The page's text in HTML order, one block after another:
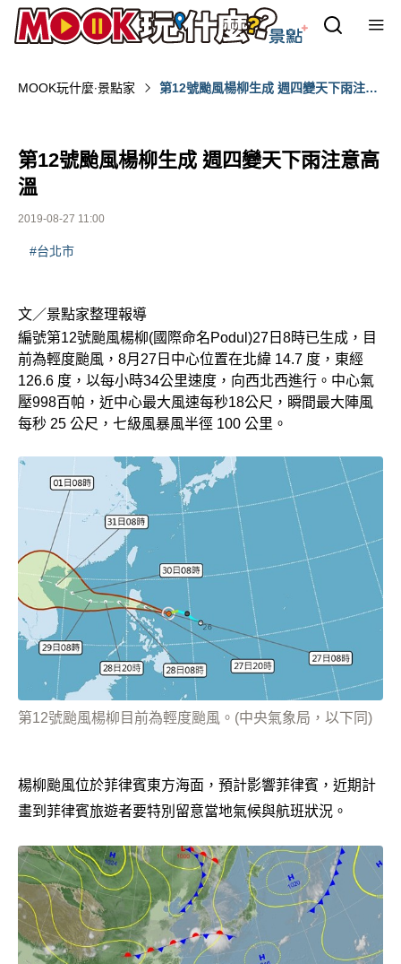
MOOK玩什麼‧景點家
第12號颱風楊柳生成 週四變天下雨注意
第12號颱風楊柳生成 週四變天下雨注意高
溫
2019-08-27 11:00
#台北市
文／景點家整理報導
編號第12號颱風楊柳(國際命名Podul)27日8時已生成，目
前為輕度颱風，8月27日中心位置在北緯 14.7 度，東經
126.6 度，以每小時34公里速度，向西北西進行。中心氣
壓998百帕，近中心最大風速每秒18公尺，瞬間最大陣風
每秒 25 公尺，七級風暴風半徑 100 公里。
第12號颱風楊柳目前為輕度颱風。(中央氣象局，以下同)
楊柳颱風位於菲律賓東方海面，預計影響菲律賓，近期計
畫到菲律賓旅遊者要特別留意當地氣候與航班狀況。